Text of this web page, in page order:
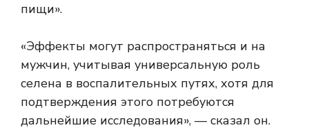
пищи».
«Эффекты могут распространяться и на
мужчин, учитывая универсальную роль
селена в воспалительных путях, хотя для
подтверждения этого потребуются
дальнейшие исследования», — сказал он.